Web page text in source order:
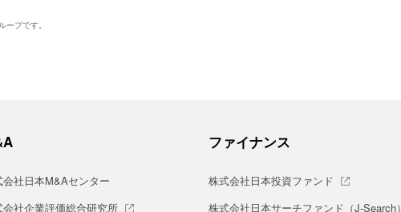
プです。
会社日本M&Aセンター
会社企業評価総合研究所
ファイナンス
株式会社日本投資ファンド
株式会社日本サーチファンド（J-Search）